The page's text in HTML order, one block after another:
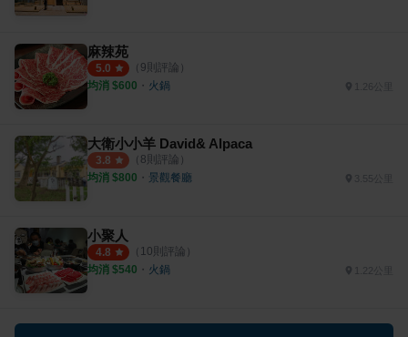
麻辣苑
5.0 （ 9則評論）
均消 $600 ・ 火鍋
大衛小小羊 David& Alpaca
3.8 （ 8則評論）
均消 $800 ・ 景觀餐廳 3.55公里
小聚人
4.8 （ 10則評論）
均消 $540 ・ 火鍋